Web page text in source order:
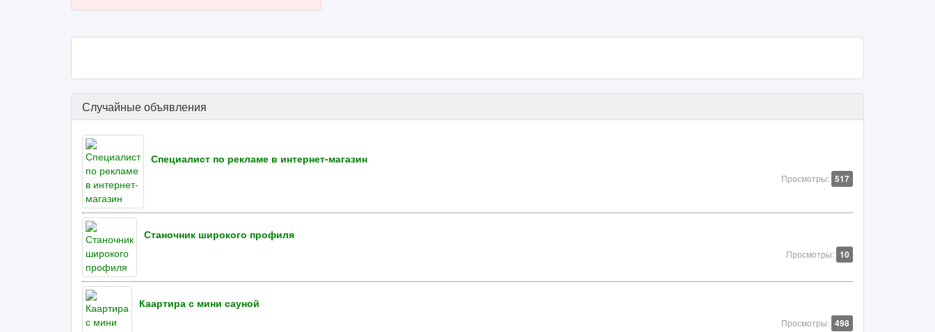
Случайные объявления
Специалист по рекламе в интернет-магазин
Просмотры: 517
Станочник широкого профиля
Просмотры: 10
Каартира с мини сауной
Просмотры: 498